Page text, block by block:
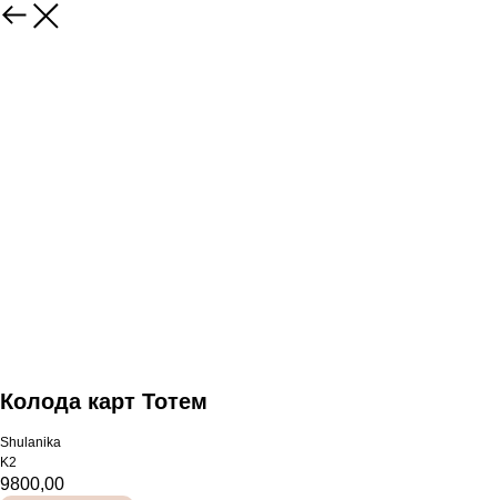
Колода карт Тотем
Shulanika
K2
9800,00